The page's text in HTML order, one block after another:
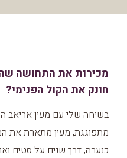
מכירות את התחושה
חונק את הקול הפנימי?
בשיחה שלי עם מעין
מתפוגגת, מעין מתארת את
כנערה, דרך שנים על סטים